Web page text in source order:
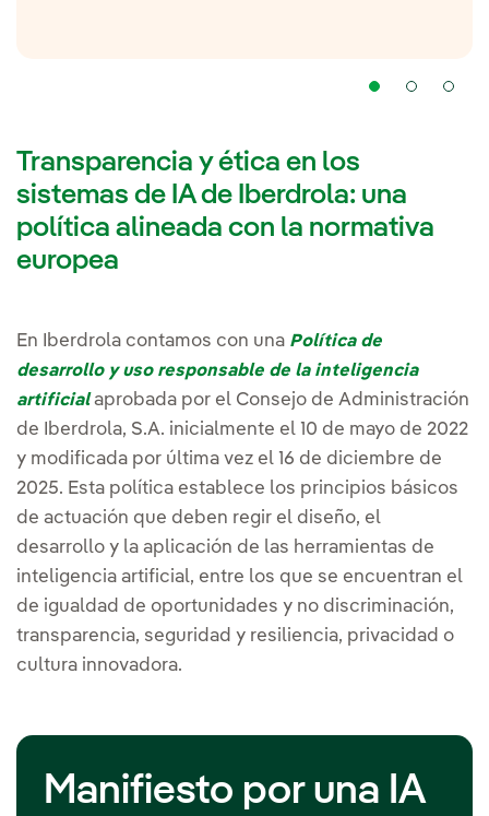
Transparencia y ética en los
sistemas de IA de Iberdrola: una
política alineada con la normativa
europea
En Iberdrola contamos con una Política de
desarrollo y uso responsable de la inteligencia
artificialaprobada por el Consejo de Administración
de Iberdrola, S.A. inicialmente el 10 de mayo de 2022
y modificada por última vez el 16 de diciembre de
2025. Esta política establece los principios básicos
de actuación que deben regir el diseño, el
desarrollo y la aplicación de las herramientas de
inteligencia artificial, entre los que se encuentran el
de igualdad de oportunidades y no discriminación,
transparencia, seguridad y resiliencia, privacidad o
cultura innovadora.
Manifiesto por una IA